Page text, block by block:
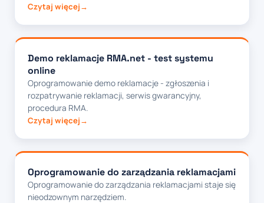
Czytaj więcej
Demo reklamacje RMA.net - test systemu
online
Oprogramowanie demo reklamacje - zgłoszenia i
rozpatrywanie reklamacji, serwis gwarancyjny,
procedura RMA.
Czytaj więcej
Oprogramowanie do zarządzania reklamacjami
Oprogramowanie do zarządzania reklamacjami staje się
nieodzownym narzędziem.